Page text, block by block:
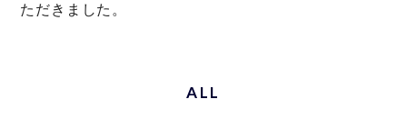
ただきました。
ALL